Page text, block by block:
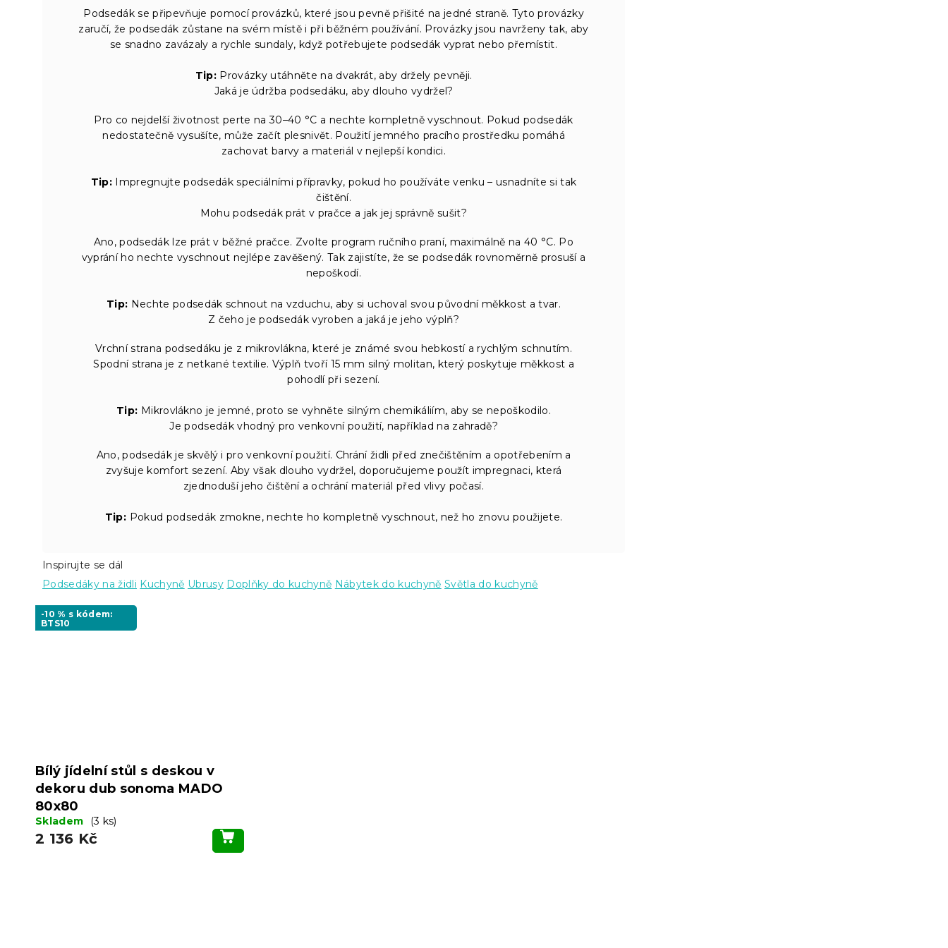
Podsedák se připevňuje pomocí provázků, které jsou pevně přišité na jedné straně. Tyto provázky
zaručí, že podsedák zůstane na svém místě i při běžném používání. Provázky jsou navrženy tak, aby
se snadno zavázaly a rychle sundaly, když potřebujete podsedák vyprat nebo přemístit.
Tip:Provázky utáhněte na dvakrát, aby držely pevněji.
Jaká je údržba podsedáku, aby dlouho vydržel?
Pro co nejdelší životnost perte na 30–40 °C a nechte kompletně vyschnout. Pokud podsedák
nedostatečně vysušíte, může začít plesnivět. Použití jemného pracího prostředku pomáhá
zachovat barvy a materiál v nejlepší kondici.
Tip: Impregnujte podsedák speciálními přípravky, pokud ho používáte venku – usnadníte si tak
čištění.
Mohu podsedák prát v pračce a jak jej správně sušit?
Ano, podsedák lze prát v běžné pračce. Zvolte program ručního praní, maximálně na 40 °C. Po
vyprání ho nechte vyschnout nejlépe zavěšený. Tak zajistíte, že se podsedák rovnoměrně prosuší a
nepoškodí.
Tip: Nechte podsedák schnout na vzduchu, aby si uchoval svou původní měkkost a tvar.
Z čeho je podsedák vyroben a jaká je jeho výplň?
Vrchní strana podsedáku je z mikrovlákna, které je známé svou hebkostí a rychlým schnutím.
Spodní strana je z netkané textilie. Výplň tvoří 15 mm silný molitan, který poskytuje měkkost a
pohodlí při sezení.
Tip: Mikrovlákno je jemné, proto se vyhněte silným chemikáliím, aby se nepoškodilo.
Je podsedák vhodný pro venkovní použití, například na zahradě?
Ano, podsedák je skvělý i pro venkovní použití. Chrání židli před znečištěním a opotřebením a
zvyšuje komfort sezení. Aby však dlouho vydržel, doporučujeme použít impregnaci, která
zjednoduší jeho čištění a ochrání materiál před vlivy počasí.
Tip: Pokud podsedák zmokne, nechte ho kompletně vyschnout, než ho znovu použijete.
Inspirujte se dál
Podsedáky na židli Kuchyně Ubrusy Doplňky do kuchyně Nábytek do kuchyně Světla do kuchyně
-10 % s kódem:
BTS10
Bílý jídelní stůl s deskou v
dekoru dub sonoma MADO
80x80
Skladem (3 ks)
2 136 Kč